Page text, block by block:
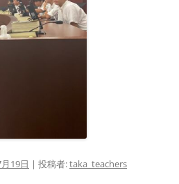
19日 | 投稿者:taka_teachers